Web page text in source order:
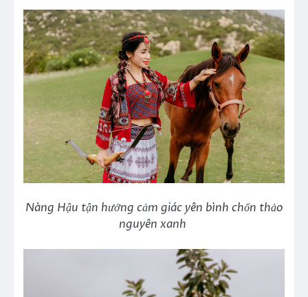
Nàng Hậu tận hưởng cảm giác yên bình chốn thảo
nguyên xanh